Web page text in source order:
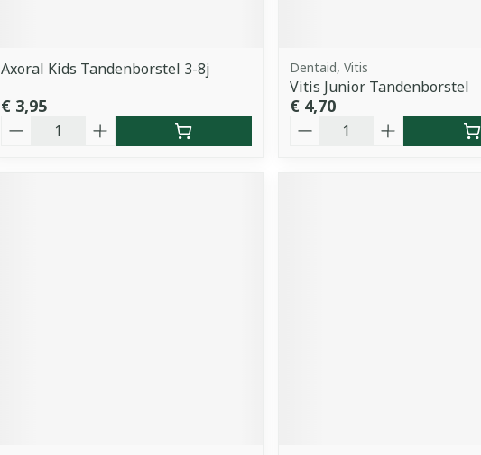
Axoral Kids Tandenborstel 3-8j
€ 3,95
Dentaid, Vitis
Vitis Junior Tandenborstel
€ 4,70